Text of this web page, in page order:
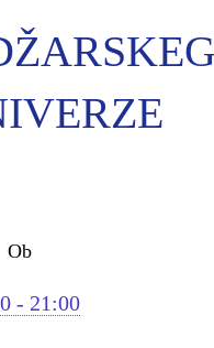
Ob
- 21:00